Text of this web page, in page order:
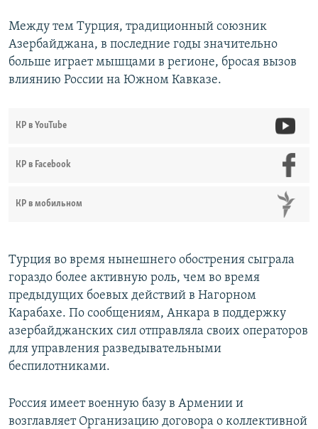
Между тем Турция, традиционный союзник
Азербайджана, в последние годы значительно
больше играет мышцами в регионе, бросая вызов
влиянию России на Южном Кавказе.
КР в YouTube
КР в Facebook
КР в мобильном
Турция во время нынешнего обострения сыграла
гораздо более активную роль, чем во время
предыдущих боевых действий в Нагорном
Карабахе. По сообщениям, Анкара в поддержку
азербайджанских сил отправляла своих операторов
для управления разведывательными
беспилотниками.
Россия имеет военную базу в Армении и
возглавляет Организацию договора о коллективной